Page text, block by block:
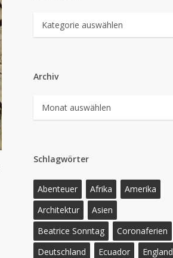
Kategorien
Archiv
Archiv
Schlagwörter
Abenteuer Afrika
Amerika
Architektur
Asien
Beatrice Sonntag
Coronaferien
Deutschland
Ecuador
England